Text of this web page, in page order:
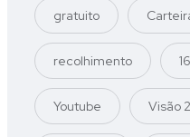
gratuito
recolhimento
Youtube Visão